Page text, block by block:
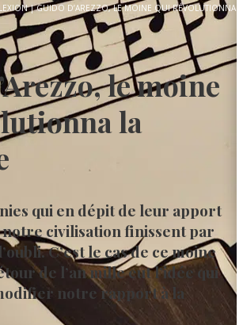
|GUIDO D’AREZZO, LE MOINE QUI RÉVOLUTIONNA
le moine
la
qui en dépit de leur apport
civilisation finissent par
C’est le cas de ce moine
de l’an mille eut l’idée qui
notre rapport à la